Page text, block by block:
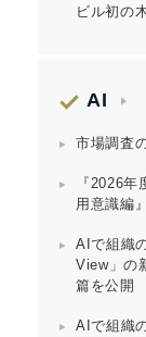
ビル初の
AI
市場調査
『2026
用意識編
AIで組織
View」の
篇を公開
AIで組織